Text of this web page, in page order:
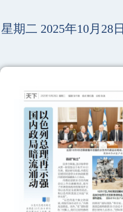
星期二 2025年10月28日